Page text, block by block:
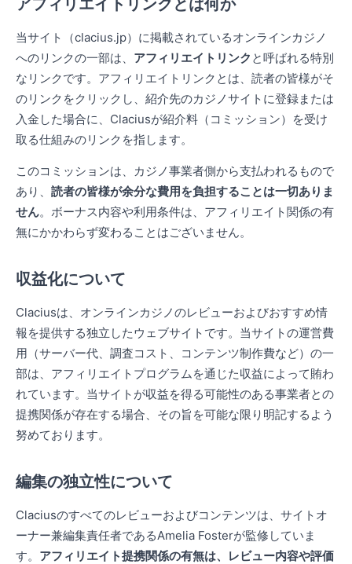
アフィリエイトリンクとは何か
当サイト（clacius.jp）に掲載されているオンラインカジノ
へのリンクの一部は、 アフィリエイトリンク と呼ばれる特別
なリンクです。アフィリエイトリンクとは、読者の皆様がそ
のリンクをクリックし、紹介先のカジノサイトに登録または
入金した場合に、Claciusが紹介料（コミッション）を受け
取る仕組みのリンクを指します。
このコミッションは、カジノ事業者側から支払われるもので
あり、 読者の皆様が余分な費用を負担することは一切ありま
せん。ボーナス内容や利用条件は、アフィリエイト関係の有
無にかかわらず変わることはございません。
収益化について
Claciusは、オンラインカジノのレビューおよびおすすめ情
報を提供する独立したウェブサイトです。当サイトの運営費
用（サーバー代、調査コスト、コンテンツ制作費など）の一
部は、アフィリエイトプログラムを通じた収益によって賄わ
れています。当サイトが収益を得る可能性のある事業者との
提携関係が存在する場合、その旨を可能な限り明記するよう
努めております。
編集の独立性について
Claciusのすべてのレビューおよびコンテンツは、サイトオ
ーナー兼編集責任者であるAmelia Fosterが監修していま
す。 アフィリエイト提携関係の有無は、レビュー内容や評価